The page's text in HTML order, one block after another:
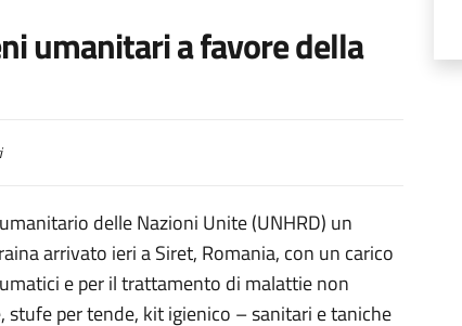
umanitari a favore della
delle Nazioni Unite (UNHRD) un
arrivato ieri a Siret, Romania, con un carico
e per il trattamento di malattie non
per tende, kit igienico – sanitari e taniche